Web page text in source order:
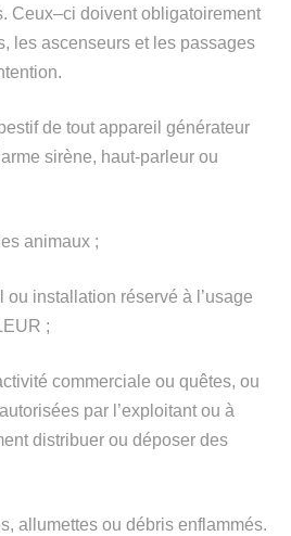
Ceux–ci doivent obligatoirement
les ascenseurs et les passages
de tout appareil générateur
sirène, haut-parleur ou
animaux ;
ou installation réservé à l’usage
;
commerciale ou quêtes, ou
par l’exploitant ou à
distribuer ou déposer des
allumettes ou débris enflammés.